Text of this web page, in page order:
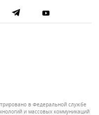
в Федеральной службе
и массовых коммуникаций